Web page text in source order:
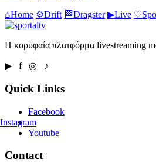
⌂Home ⚙Drift 🏁Dragster ▶Live ♡
Η κορυφαία πλατφόρμα livestreaming
▶ f ◎ ♪
Quick Links
Facebook
Instagram
Youtube
Contact